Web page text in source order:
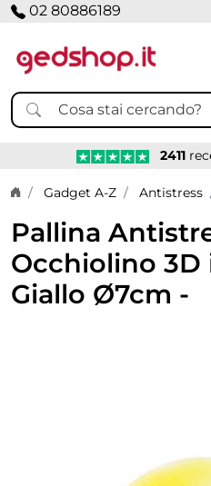
02 80886189
2411
Home page
Gadget A-Z Antistress
Pallina
Occhiolino 3D
Giallo Ø7cm -